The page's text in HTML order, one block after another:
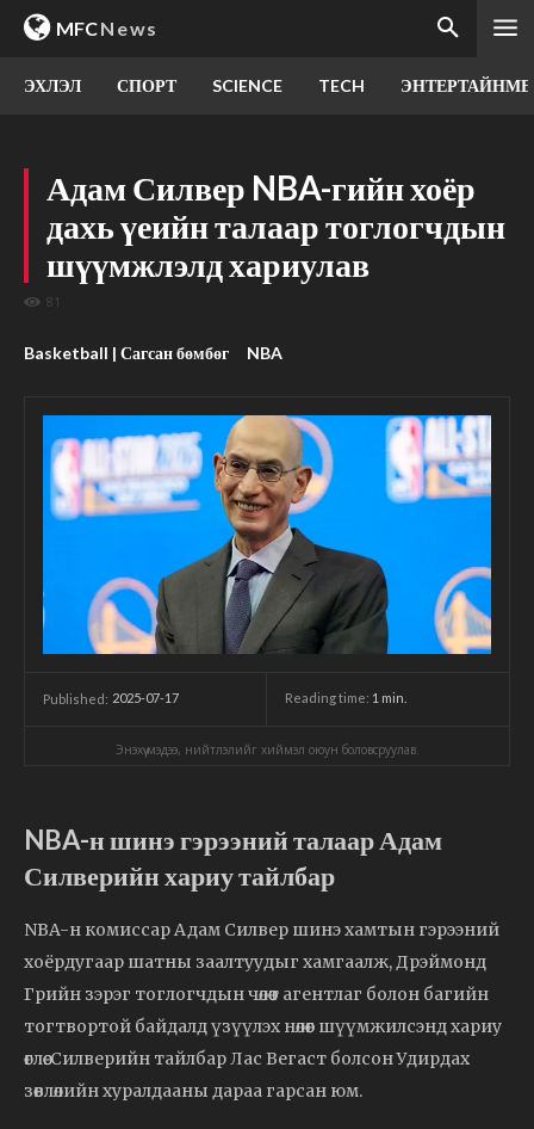
MFCNews
ЭХЛЭЛ СПОРТ SCIENCE TECH
Адам Силвер NBA-гийн хоёр
дахь үеийн талаар тоглогчдын
шүүмжлэлд хариулав
81
Basketball | Сагсан бөмбөг NBA
Published: 2025-07-17 Reading time: 1 min.
Энэхүү мэдээ, нийтлэлийг хиймэл оюун боловсруулав.
NBA-н шинэ гэрээний талаар Адам
Силверийн хариу тайлбар
NBA-н комиссар Адам Силвер шинэ хамтын гэрээний
хоёрдугаар шатны заалтуудыг хамгаалж, Дрэймонд
Грийн зэрэг тоглогчдын чөлөөт агентлаг болон багийн
тогтвортой байдалд үзүүлэх нөлөөг шүүмжилсэнд хариу
өглөө. Силверийн тайлбар Лас Вегаст болсон Удирдах
зөвлөлийн хуралдааны дараа гарсан юм.